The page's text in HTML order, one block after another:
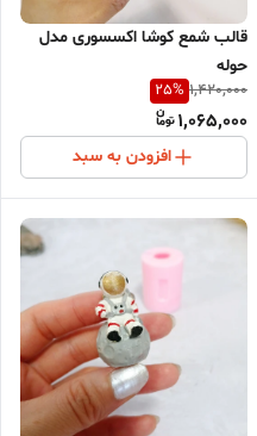
قالب شمع کوشا اکسسوری مدل
حوله
1,420,000
25%
1,065,000
افزودن به سبد